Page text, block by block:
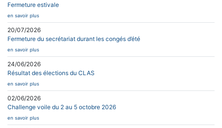
Fermeture estivale
en savoir plus
20/07/2026
Fermeture du secrétariat durant les congés d’été
en savoir plus
24/06/2026
Résultat des élections du CLAS
en savoir plus
02/06/2026
Challenge voile du 2 au 5 octobre 2026
en savoir plus